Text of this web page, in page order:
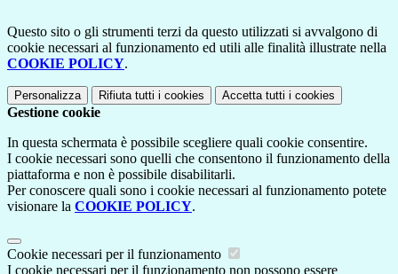
Questo sito o gli strumenti terzi da questo utilizzati si avvalgono di
cookie necessari al funzionamento ed utili alle finalità illustrate nella
COOKIE POLICY.
Personalizza Rifiuta tutti i cookies Accetta tutti i cookies
Gestione cookie
In questa schermata è possibile scegliere quali cookie consentire.
I cookie necessari sono quelli che consentono il funzionamento della
piattaforma e non è possibile disabilitarli.
Per conoscere quali sono i cookie necessari al funzionamento potete
visionare la COOKIE POLICY.
Cookie necessari per il funzionamento
I cookie necessari per il funzionamento non possono essere